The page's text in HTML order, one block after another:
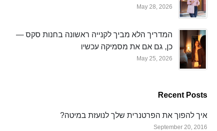
May 28, 2026
המדריך הלא מביך לקנייה ראשונה בחנות סקס —
כן, גם אם את מסמיקה עכשיו
May 25, 2026
Recent Posts
איך להפוך את הפרטנרית שלך לנועזת במיטה?
September 20, 2016